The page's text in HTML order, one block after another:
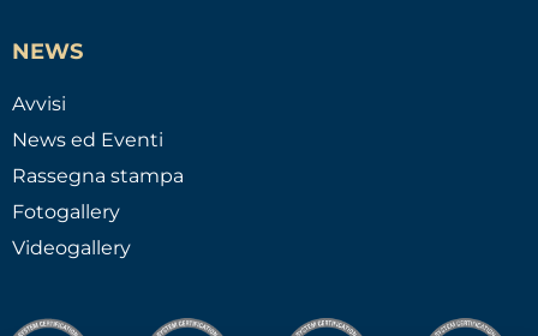
NEWS
Avvisi
News ed Eventi
Rassegna stampa
Fotogallery
Videogallery